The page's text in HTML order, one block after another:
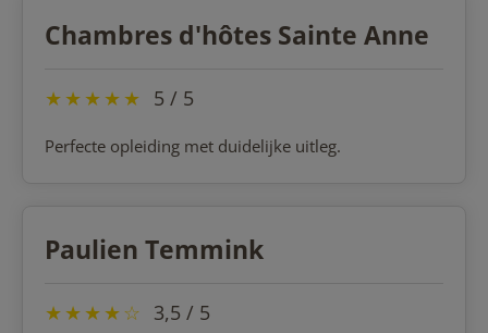
Chambres d'hôtes Sainte Anne
★★★★★ 5 / 5
Perfecte opleiding met duidelijke uitleg.
Paulien Temmink
★★★★☆ 3,5 / 5